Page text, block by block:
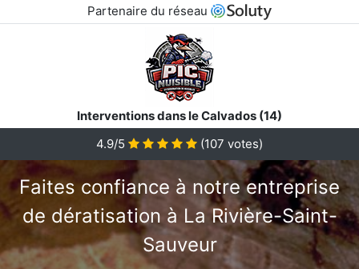
Partenaire du réseau
Interventions dans le Calvados (14)
4.9/5
(107 votes)
Faites confiance à notre entreprise
de dératisation à La Rivière-Saint-
Sauveur